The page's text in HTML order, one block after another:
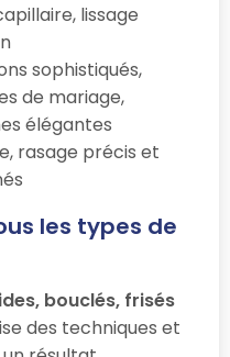
lissage
sophistiqués,
de mariage,
élégantes
rasage précis et
les types de
bouclés, frisés
des techniques et